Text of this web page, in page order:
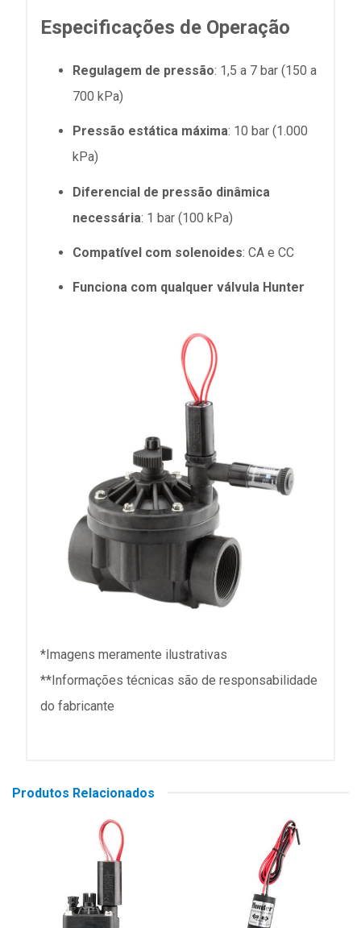
Especificações de Operação
Regulagem de pressão: 1,5 a 7 bar (150 a
700 kPa)
Pressão estática máxima: 10 bar (1.000
kPa)
Diferencial de pressão dinâmica
necessária: 1 bar (100 kPa)
Compatível com solenoides: CA e CC
Funciona com qualquer válvula Hunter
*Imagens meramente ilustrativas
**Informações técnicas são de responsabilidade
do fabricante
Produtos Relacionados